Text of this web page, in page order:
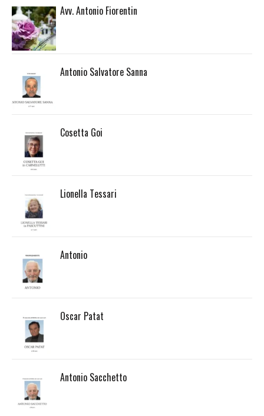
Avv. Antonio Fiorentin
Antonio Salvatore Sanna
Cosetta Goi
Lionella Tessari
Antonio
Oscar Patat
Antonio Sacchetto